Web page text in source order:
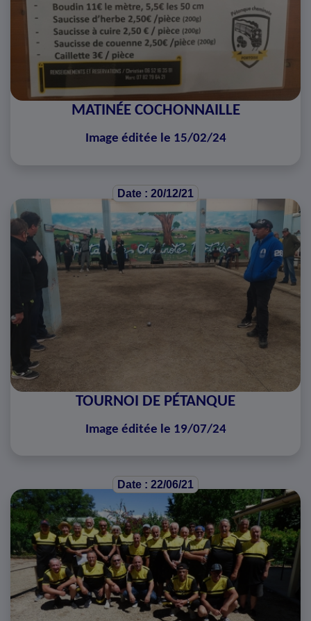
MATINÉE COCHONNAILLE
Image éditée le 15/02/24
Date : 20/12/21
TOURNOI DE PÉTANQUE
Image éditée le 19/07/24
Date : 22/06/21